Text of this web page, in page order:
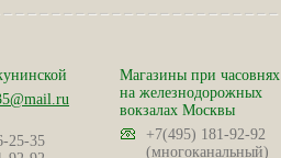
25-35
Магазины при часовнях
на железнодорожных
вокзалах Москвы
+7(495) 181-92-92
(многоканальный)